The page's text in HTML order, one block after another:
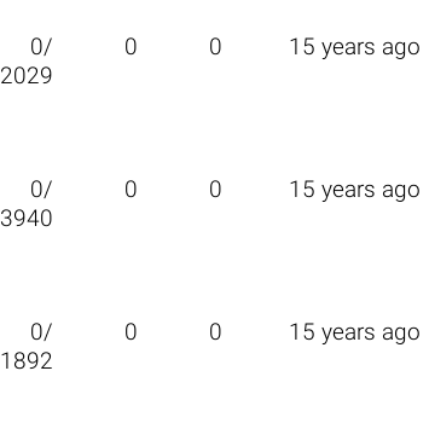
0/
2029
0 0 15 years ago
0/
3940
0 0 15 years ago
0/
1892
0 0 15 years ago